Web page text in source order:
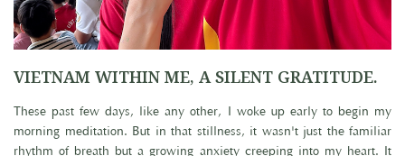
VIETNAM WITHIN ME, A SILENT GRATITUDE.
These past few days, like any other, I woke up early to begin my
morning meditation. But in that stillness, it wasn't just the familiar
rhythm of breath but a growing anxiety creeping into my heart. It